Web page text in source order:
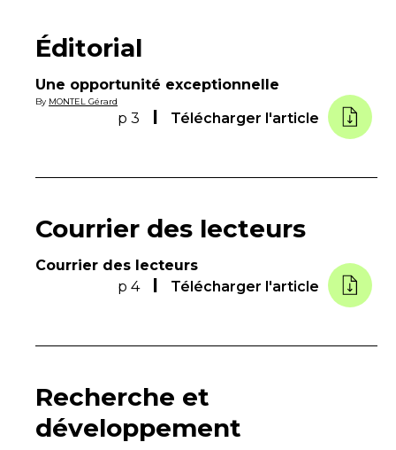
Éditorial
Une opportunité exceptionnelle
By MONTEL Gérard
p 3 Télécharger l'article
Courrier des lecteurs
Courrier des lecteurs
p 4
Télécharger l'article
Recherche et
développement